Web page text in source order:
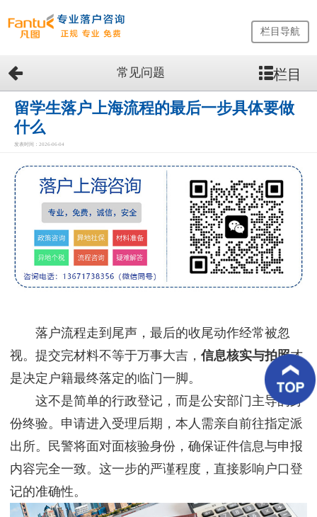
网
站
首
页
留
生
务
优
案
好
评
新
闻
资
讯
栏目导航
常见问题 栏目
留学生落户上海流程的最后一步具体要做
什么
发表时间：2026-06-04
落户流程走到尾声，最后的收尾动作经常被忽
视。提交完材料不等于万事大吉， 信息核实与拍照才
是决定户籍最终落定的临门一脚。
这不是简单的行政登记，而是公安部门主导的身
份终验。申请进入受理后期，本人需亲自前往指定派
出所。民警将面对面核验身份，确保证件信息与申报
内容完全一致。这一步的严谨程度，直接影响户口登
记的准确性。